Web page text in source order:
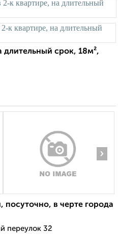
длительный срок, 18м²,
›
в черте города
переулок 32